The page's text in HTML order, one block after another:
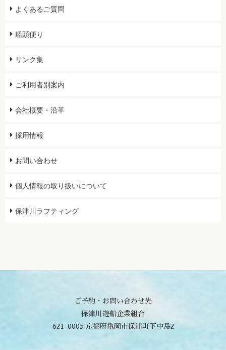
よくあるご質問
船頭便り
リンク集
ご利用者別案内
会社概要・沿革
採用情報
お問い合わせ
個人情報の取り扱いについて
保津川ラフティング
ご予約・お問い合わせ先
保津川遊船企業組合
621-0005 京都府亀岡市保津町下中島2